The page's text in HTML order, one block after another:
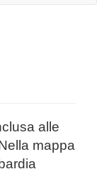
alle
mappa